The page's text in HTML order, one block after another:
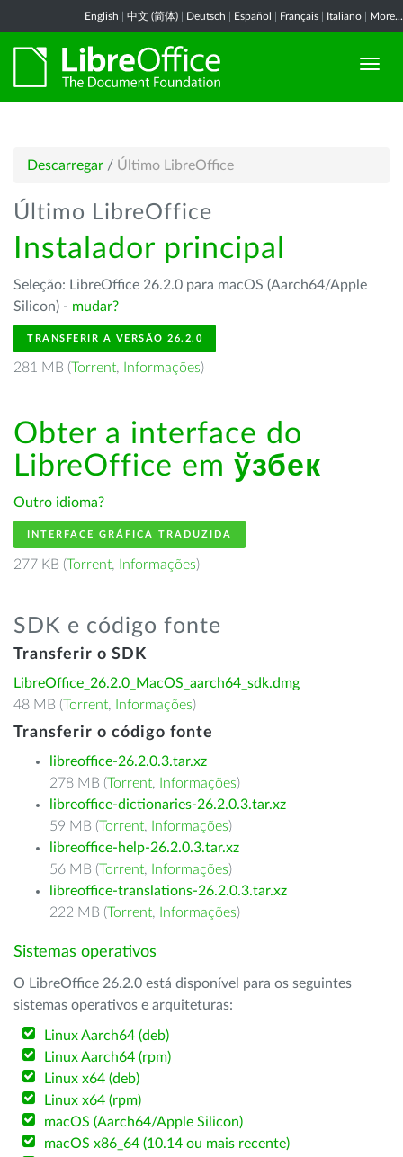
English 中文 (简体) Deutsch Español Français Italiano More...
Descarregar / Último LibreOffice
Último LibreOffice
Instalador principal
Seleção: LibreOffice 26.2.0 para macOS (Aarch64/Apple
Silicon) - mudar?
TRANSFERIR A VERSÃO 26.2.0
281 MB (Torrent, Informações)
Obter a interface do
LibreOffice em ўзбек
Outro idioma?
INTERFACE GRÁFICA TRADUZIDA
277 KB (Torrent, Informações)
SDK e código fonte
Transferir o SDK
LibreOffice_26.2.0_MacOS_aarch64_sdk.dmg
48 MB (Torrent, Informações)
Transferir o código fonte
libreoffice-26.2.0.3.tar.xz
278 MB (Torrent, Informações)
libreoffice-dictionaries-26.2.0.3.tar.xz
59 MB (Torrent, Informações)
libreoffice-help-26.2.0.3.tar.xz
56 MB (Torrent, Informações)
libreoffice-translations-26.2.0.3.tar.xz
222 MB (Torrent, Informações)
Sistemas operativos
O LibreOffice 26.2.0 está disponível para os seguintes
sistemas operativos e arquiteturas:
Linux Aarch64 (deb)
Linux Aarch64 (rpm)
Linux x64 (deb)
Linux x64 (rpm)
macOS (Aarch64/Apple Silicon)
macOS x86_64 (10.14 ou mais recente)